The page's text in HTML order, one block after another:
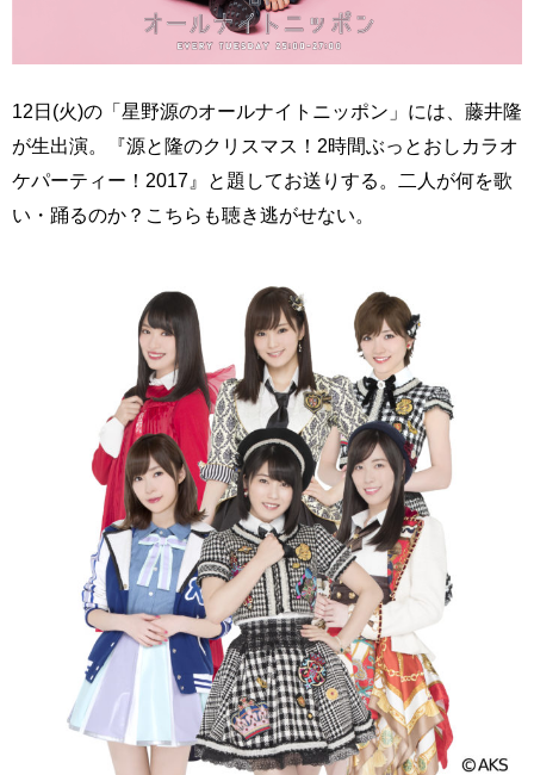
12日(火)の「星野源のオールナイトニッポン」には、藤井隆
が生出演。『源と隆のクリスマス！2時間ぶっとおしカラオ
ケパーティー！2017』と題してお送りする。二人が何を歌
い・踊るのか？こちらも聴き逃がせない。